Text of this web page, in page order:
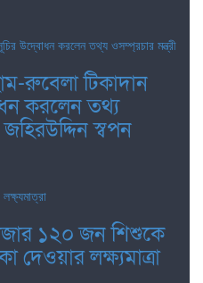
রুবেলা টিকাদান
করলেন তথ্য
জহিরউদ্দিন স্বপন
১২০ জন শিশুকে
দেওয়ার লক্ষ্যমাত্রা